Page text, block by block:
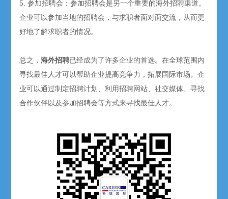
5. 参加招聘会：参加招聘会是另一个重要的海外招聘渠道。
企业可以参加当地的招聘会，与求职者面对面交流，从而更
好地了解求职者的情况。
总之，海外招聘已经成为了许多企业的首选。在全球范围内
寻找最佳人才可以帮助企业提高竞争力，拓展国际市场。企
业可以通过制定招聘计划、利用招聘网站、社交媒体、寻找
合作伙伴以及参加招聘会等方式来寻找最佳人才。